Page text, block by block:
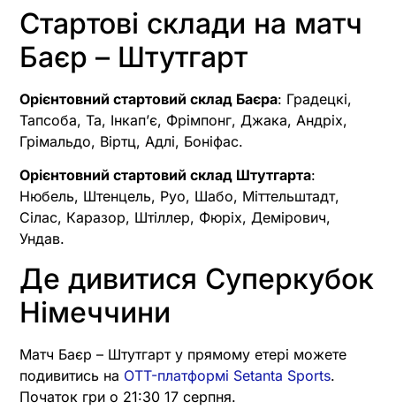
Стартові склади на матч
Баєр – Штутгарт
Орієнтовний стартовий склад Баєра: Градецкі,
Тапсоба, Та, Інкап’є, Фрімпонг, Джака, Андріх,
Грімальдо, Віртц, Адлі, Боніфас.
Орієнтовний стартовий склад Штутгарта:
Нюбель, Штенцель, Руо, Шабо, Міттельштадт,
Сілас, Каразор, Штіллер, Фюріх, Демірович,
Ундав.
Де дивитися Суперкубок
Німеччини
Матч Баєр – Штутгарт у прямому етері можете
подивитись на OTT-платформі Setanta Sports.
Початок гри о 21:30 17 серпня.